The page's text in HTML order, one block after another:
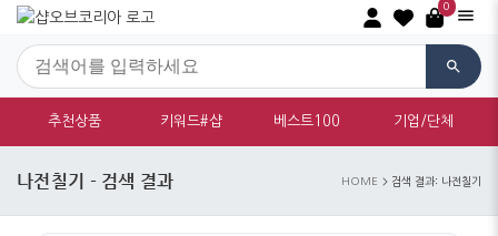
0
추천상품 키워드#샵 베스트100 기업/단체
나전칠기 - 검색 결과 HOME 검색 결과: 나전칠기